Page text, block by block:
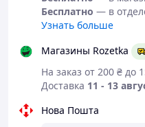
Бесплатно — в
Узнать больше
Магазины Rozetka
На заказ от 200 ₴ до
Доставка 11 - 13
Нова Пошта